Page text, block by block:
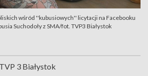
wśród ''kubusiowych'' licytacji na Facebooku
Suchodoły z SMA/fot. TVP3 Białystok
3 Białystok